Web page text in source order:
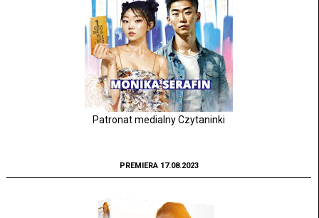
Patronat medialny Czytaninki
PREMIERA 17.08.2023